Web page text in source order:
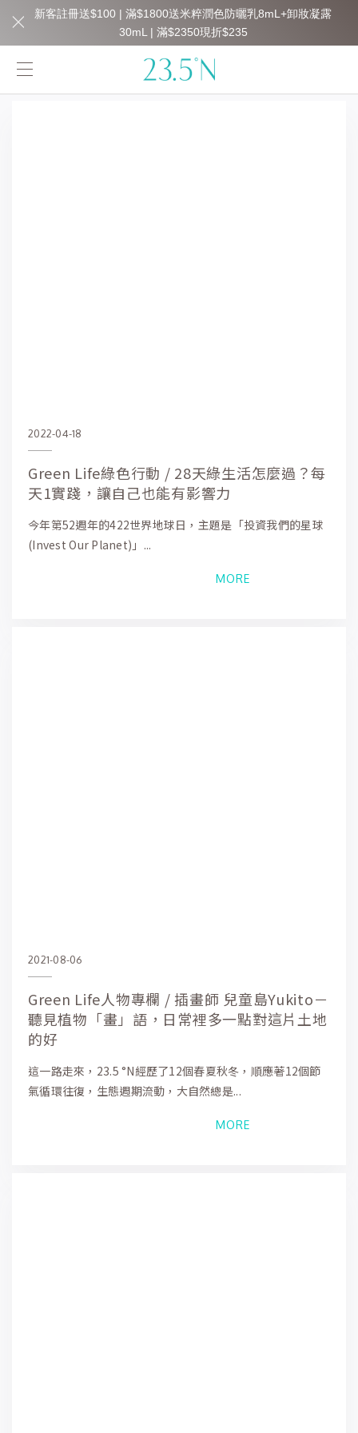
2022-04-18
Green Life綠色行動 / 28天綠生活怎麼過？每
天1實踐，讓自己也能有影響力
今年第52週年的422世界地球日，主題是「投資我們的星球
(Invest Our Planet)」...
MORE
2021-08-06
Green Life人物專欄 / 插畫師 兒童島Yukito－
聽見植物「畫」語，日常裡多一點對這片土地
的好
這一路走來，23.5 °N經歷了12個春夏秋冬，順應著12個節
氣循環往復，生態週期流動，大自然總是...
MORE
新客註冊送$100 | 滿$1800送米粹潤色防曬乳8mL+卸妝凝露
30mL | 滿$2350現折$235